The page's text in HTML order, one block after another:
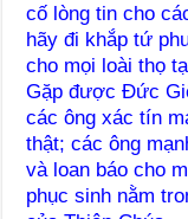
cố lòng tin cho
hãy đi khắp tứ
cho mọi loài thọ
Gặp được Đức
các ông xác tín
thật; các ông
và loan báo cho
phục sinh nằm